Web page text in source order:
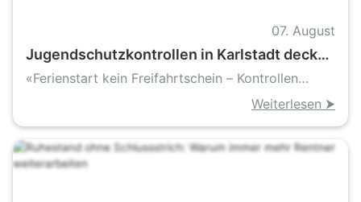
07. August
Jugendschutzkontrollen in Karlstadt decken
mehrere Verkaufsverstöße auf
«Ferienstart kein Freifahrtschein – Kontrollen
decken Verkauf an Minderjährige auf»Weiterlesen ⮞